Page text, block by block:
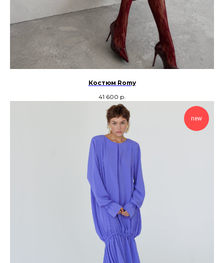
Костюм Romy
41 600 р.
new